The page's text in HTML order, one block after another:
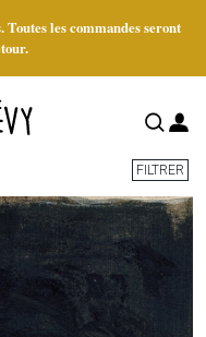
les commandes seront
FILTRER